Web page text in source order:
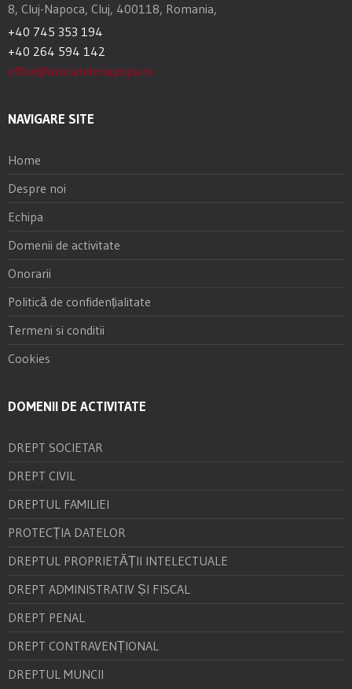
8, Cluj-Napoca, Cluj, 400118, Romania,
+40 745 353 194
+40 264 594 142
office@avocatelenapopa.ro
NAVIGARE SITE
Home
Despre noi
Echipa
Domenii de activitate
Onorarii
Politică de confidențialitate
Termeni si conditii
Cookies
DOMENII DE ACTIVITATE
DREPT SOCIETAR
DREPT CIVIL
DREPTUL FAMILIEI
PROTECȚIA DATELOR
DREPTUL PROPRIETĂȚII INTELECTUALE
DREPT ADMINISTRATIV ȘI FISCAL
DREPT PENAL
DREPT CONTRAVENȚIONAL
DREPTUL MUNCII